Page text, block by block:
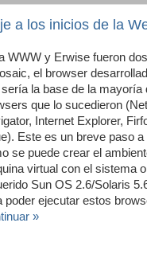
a los inicios de la
WWW y Erwise fueron
el browser
la base de la mayoría
que lo sucedieron
Internet Explorer,
Este es un breve paso a
se puede crear el
virtual con el sistema
Sun OS 2.6/Solaris
poder ejecutar estos
»